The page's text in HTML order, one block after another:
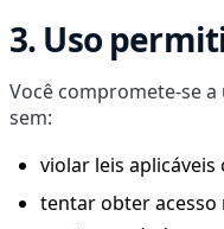
3. Uso
Você compromete-se
sem:
violar leis
tentar obter acesso